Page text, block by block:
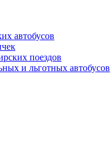
автобусов
поездов
и льготных автобусов